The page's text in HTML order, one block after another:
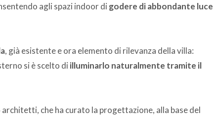
agli spazi indoor di godere di abbondante luce
, già esistente e ora elemento di rilevanza della villa:
si è scelto di illuminarlo naturalmente tramite il
che ha curato la progettazione, alla base del